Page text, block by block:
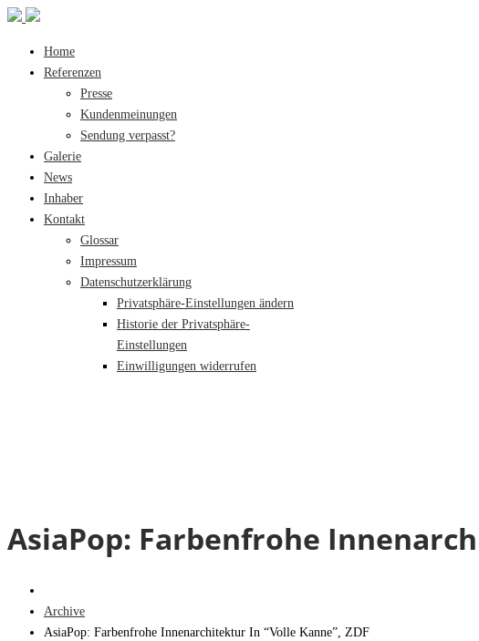
Home
Referenzen
Presse
Kundenmeinungen
Sendung verpasst?
Galerie
News
Inhaber
Kontakt
Glossar
Impressum
Datenschutzerklärung
Privatsphäre-Einstellungen ändern
Historie der Privatsphäre-
Einstellungen
Einwilligungen widerrufen
AsiaPop: Farbenfrohe
Archive
AsiaPop: Farbenfrohe Innenarchitektur In “Volle Kanne”, ZDF